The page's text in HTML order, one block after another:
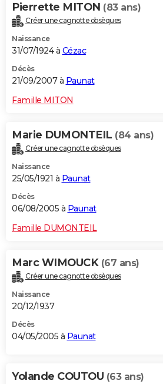
Pierrette MITON (83 ans)
Créer une cagnotte obsèques
Naissance
31/07/1924 à Cézac
Décès
21/09/2007 à Paunat
Famille MITON
Marie DUMONTEIL (84 ans)
Créer une cagnotte obsèques
Naissance
25/05/1921 à Paunat
Décès
06/08/2005 à Paunat
Famille DUMONTEIL
Marc WIMOUCK (67 ans)
Créer une cagnotte obsèques
Naissance
20/12/1937
Décès
04/05/2005 à Paunat
Yolande COUTOU (63 ans)